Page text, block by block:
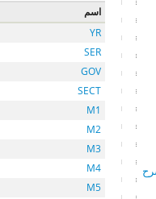
اسم
YR
SER
GOV
SECT
M1
M2
M3
M4
M5